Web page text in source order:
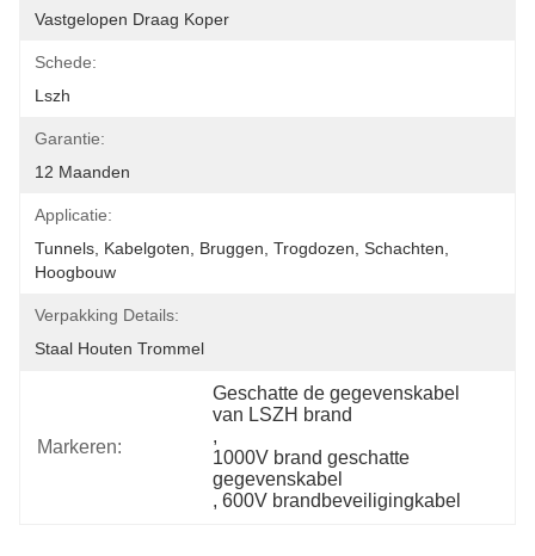
Vastgelopen Draag Koper
Schede:
Lszh
Garantie:
12 Maanden
Applicatie:
Tunnels, Kabelgoten, Bruggen, Trogdozen, Schachten,
Hoogbouw
Verpakking Details:
Staal Houten Trommel
Markeren:
Geschatte de gegevenskabel
van LSZH brand
,
1000V brand geschatte
gegevenskabel
, 600V brandbeveiligingkabel